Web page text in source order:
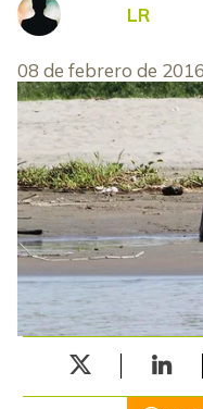
LR
08 de febrero de 2016